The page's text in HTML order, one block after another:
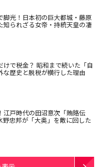
脚光！日本初の巨大都城・藤原
知られざる女帝・持統天皇の凄
けで税金？ 昭和まで続いた「自
な歴史と脱税が横行した理由
江戸時代の田沼意次「賄賂伝
野忠邦が「大奥」を敵に回した